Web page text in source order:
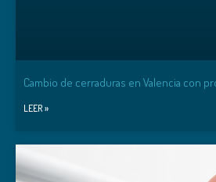
Cambio de cerraduras en Valencia con
LEER »